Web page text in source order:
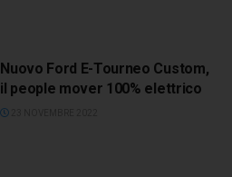
Nuovo Ford E-Tourneo Custom,
il people mover 100% elettrico